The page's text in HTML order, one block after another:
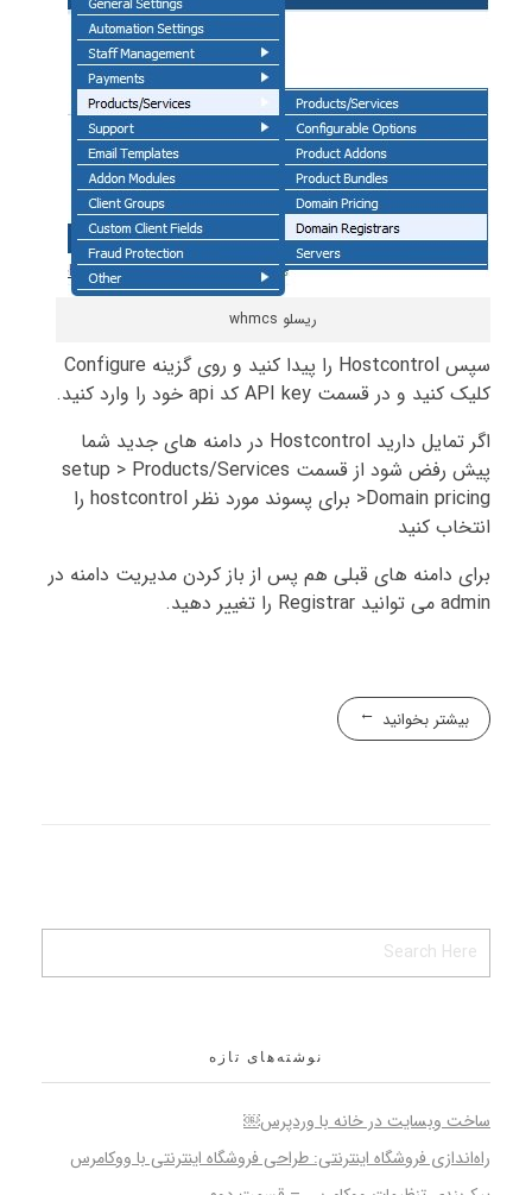
ریسلو whmcs
سپس Hostcontrol را پیدا کنید و روی گزینه Configure
کلیک کنید و در قسمت API key کد api خود را وارد کنید.
اگر تمایل دارید Hostcontrol در دامنه های جدید شما
پیش رفض شود از قسمت setup > Products/Services
>Domain pricing برای پسوند مورد نظر hostcontrol را
انتخاب کنید
برای دامنه های قبلی هم پس از باز کردن مدیریت دامنه در
admin می توانید Registrar را تغییر دهید.
بیشتر بخوانید
نوشته‌های تازه
ساخت وبسایت در خانه با وردپرس￼
راه‌اندازی فروشگاه اینترنتی: طراحی فروشگاه اینترنتی با ووکامرس